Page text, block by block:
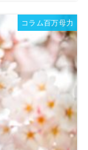
コラム百万母力